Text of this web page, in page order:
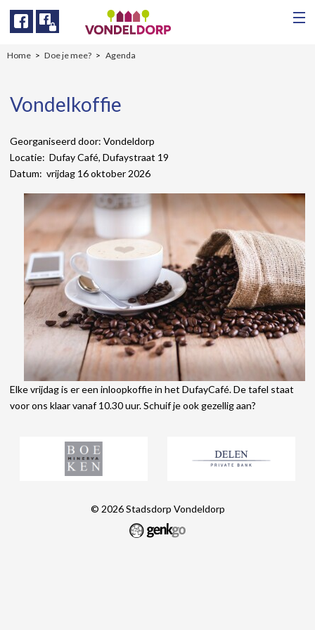
Facebook
Home Doe je mee? Agenda
Vondelkoffie
Georganiseerd door: Vondeldorp
Locatie: Dufay Café, Dufaystraat 19
Datum: vrijdag 16 oktober 2026
Elke vrijdag is er een inloopkoffie in het DufayCafé. De tafel staat
voor ons klaar vanaf 10.30 uur. Schuif je ook gezellig aan?
© 2026Stadsdorp Vondeldorp